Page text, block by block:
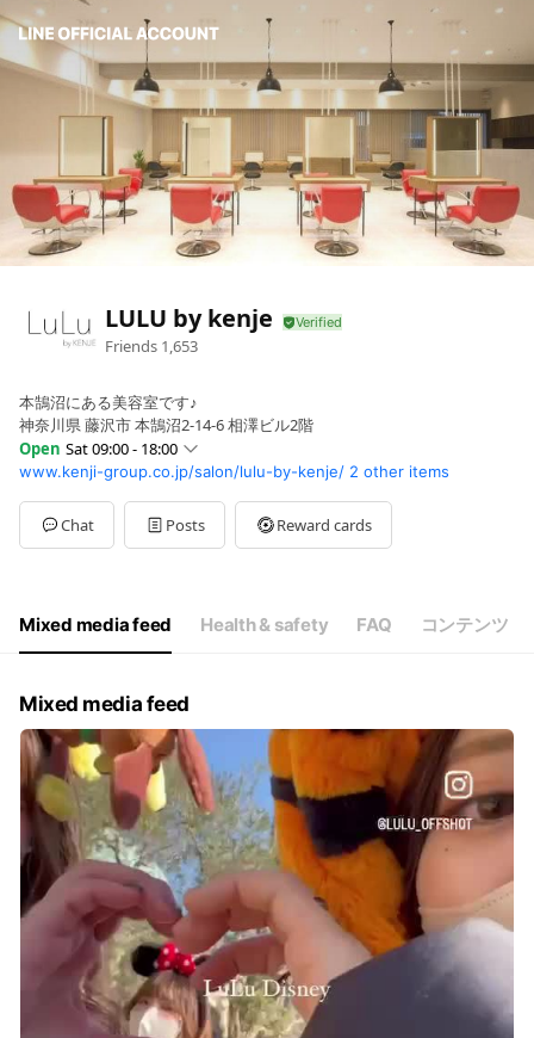
LULU by kenje
Friends 1,653
本鵠沼にある美容室です♪
神奈川県 藤沢市 本鵠沼2-14-6 相澤ビル2階
Open Sat 09:00 - 18:00
Sun09:00 - 18:00
Mon09:00 - 13:00
TueClosed
Wed09:00 - 18:00
Sat
09:00 - 18:00
火曜定休日、毎週月曜は午前のみ営業となります。
www.kenji-group.co.jp/salon/lulu-by-kenje/ 2 other items
Chat Posts Reward cards
Mixed media feed Health & safety FAQ コンテンツ
Mixed media feed